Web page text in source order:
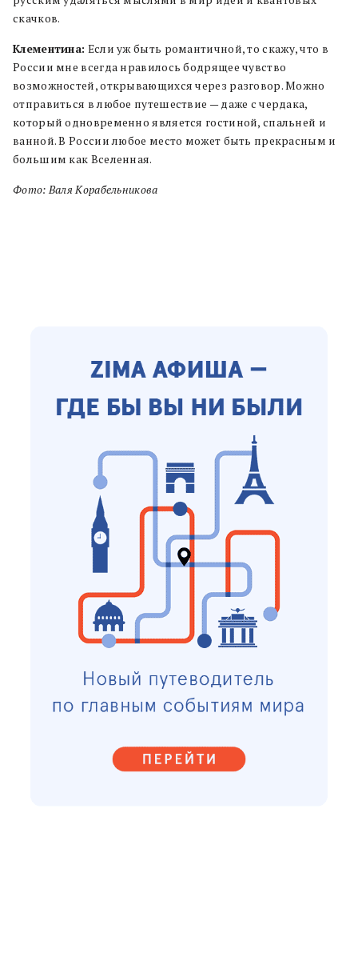
скачков.
Клементина: Если уж быть романтичной, то скажу, что в
России мне всегда нравилось бодрящее чувство
возможностей, открывающихся через разговор. Можно
отправиться в любое путешествие — даже с чердака,
который одновременно является гостиной, спальней и
ванной. В России любое место может быть прекрасным и
большим как Вселенная.
Фото: Валя Корабельникова